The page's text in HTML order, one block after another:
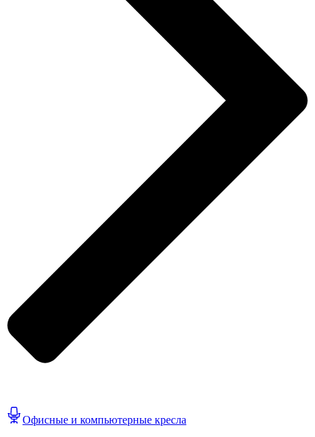
Офисные и компьютерные кресла